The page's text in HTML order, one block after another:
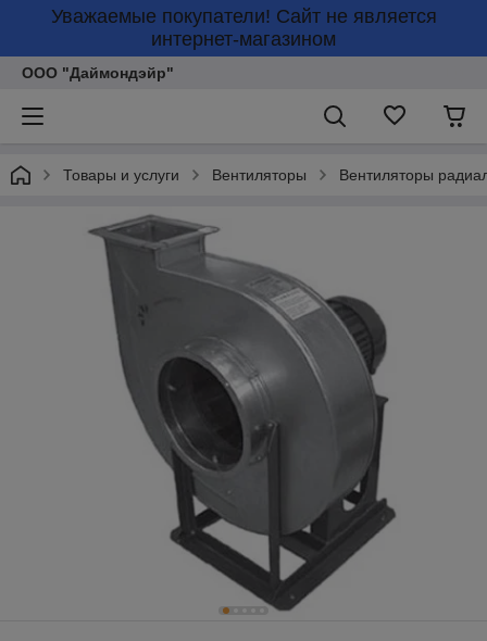
Уважаемые покупатели! Сайт не является
интернет-магазином
ООО "Даймондэйр"
Товары и услуги Вентиляторы Вентиляторы